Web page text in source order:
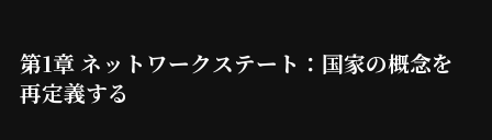
第1章 ネットワークステート：国家の概念を
再定義する